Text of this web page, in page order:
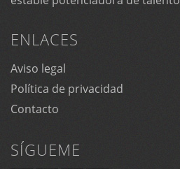
ENLACES
Aviso legal
Política de privacidad
Contacto
SÍGUEME